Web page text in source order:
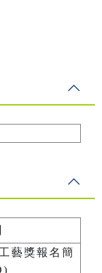
藝獎報名簡